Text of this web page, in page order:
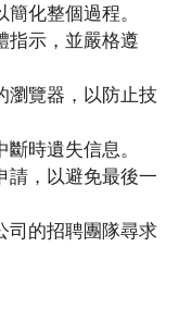
化整個過程。
指示，並嚴格遵
瀏覽器，以防止技
時遺失信息。
請，以避免最後一
司的招聘團隊尋求